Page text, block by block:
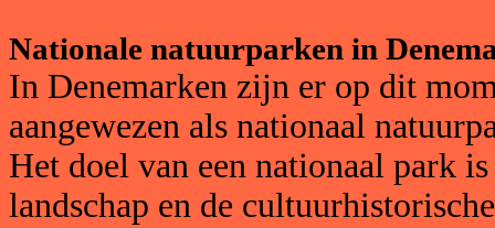
Nationale natuurparken in
In Denemarken zijn er op dit
aangewezen als nationaal
Het doel van een nationaal park
landschap en de